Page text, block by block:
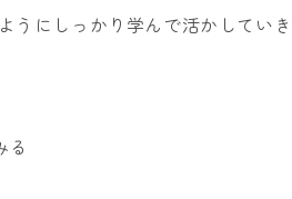
うにしっかり学んで活かしていき
る